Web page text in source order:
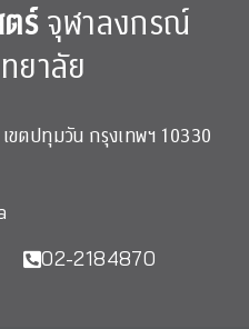
ร์จุฬาลงกรณ์
ยาลัย
ขตปทุมวัน กรุงเทพฯ 10330
02-2184870